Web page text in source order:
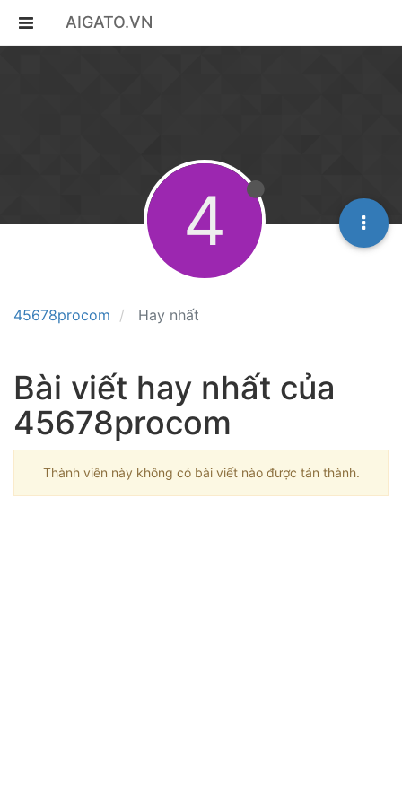
AIGATO.VN
45678procom Hay nhất
4
Bài viết hay nhất của
45678procom
Thành viên này không có bài viết nào được tán thành.